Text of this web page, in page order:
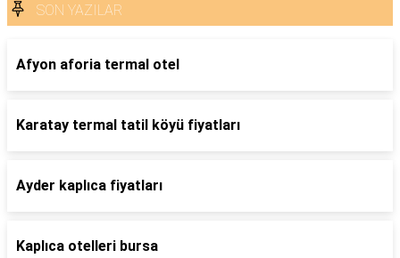
SON YAZILAR
Afyon aforia termal otel
Karatay termal tatil köyü fiyatları
Ayder kaplıca fiyatları
Kaplıca otelleri bursa